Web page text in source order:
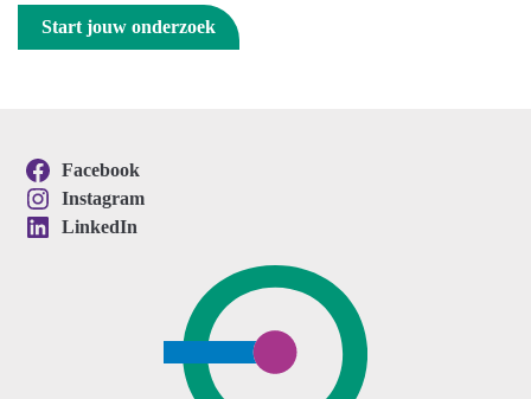
Start jouw onderzoek
Facebook
Instagram
LinkedIn